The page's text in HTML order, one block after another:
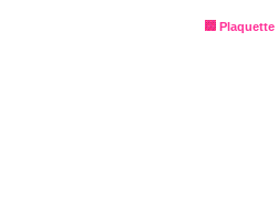
Plaquette